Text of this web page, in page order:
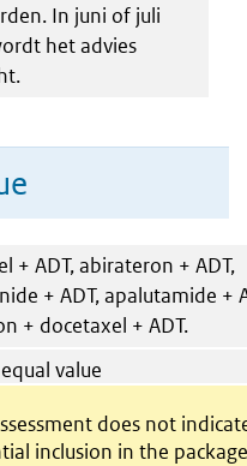
In juni of juli
het advies
+ ADT, abirateron + ADT,
+ ADT, apalutamide +
+ docetaxel + ADT.
value
does not
inclusion in the